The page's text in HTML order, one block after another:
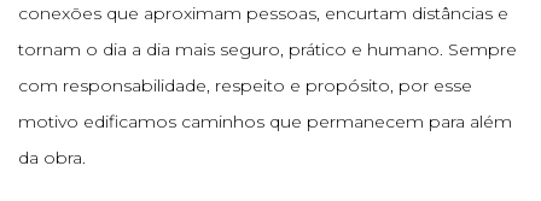
conexões que aproximam pessoas, encurtam distâncias e
tornam o dia a dia mais seguro, prático e humano. Sempre
com responsabilidade, respeito e propósito, por esse
motivo edificamos caminhos que permanecem para além
da obra.